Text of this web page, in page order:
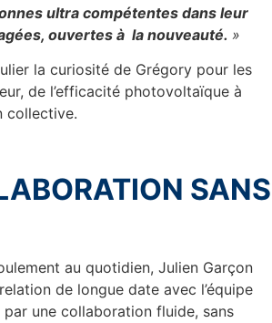
ultra compétentes dans leur
ouvertes à la nouveauté. »
la curiosité de Grégory pour les
de l’efficacité photovoltaïque à
collective.
SANS
au quotidien, Julien Garçon
de longue date avec l’équipe
par une collaboration fluide, sans